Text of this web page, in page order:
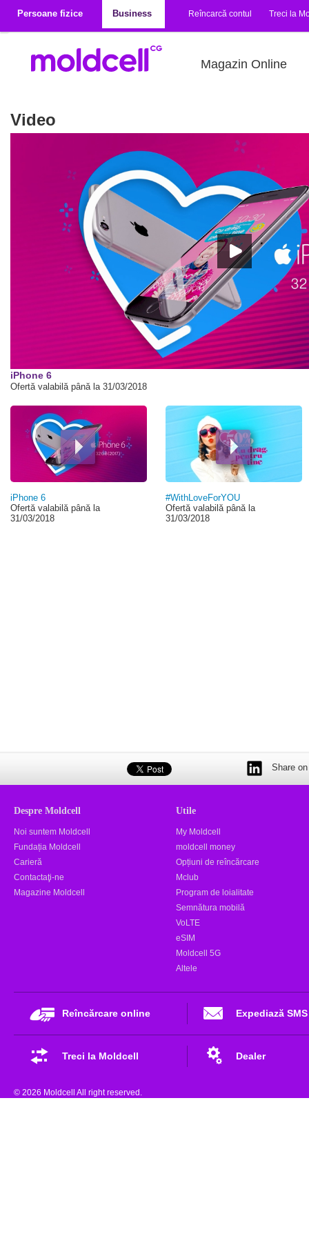
Persoane fizice
Business Reîncarcă contul Treci la
Magazin Online
Video
iPhone 6
Ofertă valabilă până la 31/03/2018
iPhone 6
Ofertă valabilă până la
31/03/2018
#WithLoveForYOU
Ofertă valabilă până la
31/03/2018
Share
Despre Moldcell
Noi suntem Moldcell
Fundația Moldcell
Carieră
Contactaţi-ne
Magazine Moldcell
Utile
My Moldcell
moldcell money
Opțiuni de reîncărcare
Mclub
Program de loialitate
Semnătura mobilă
VoLTE
eSIM
Moldcell 5G
Altele
Reîncărcare online Expediază SMS
Treci la Moldcell Dealer
© 2026 Moldcell All right reserved.